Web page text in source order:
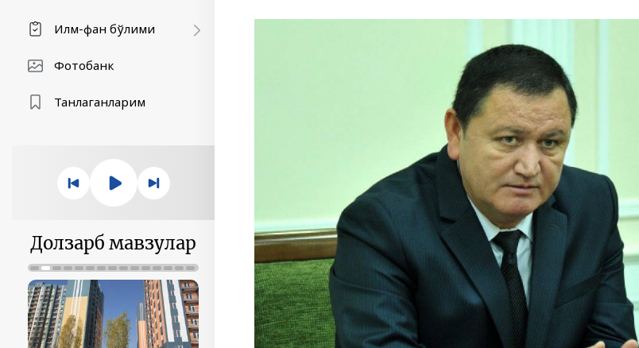
Илм-фан бўлими
Фотобанк
Танлаганларим
Долзарб мавзулар